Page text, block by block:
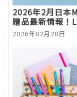
2026年2月日本
贈品最新情報！
雜貨、Y1000抱
想帶回家
2026年02月28日